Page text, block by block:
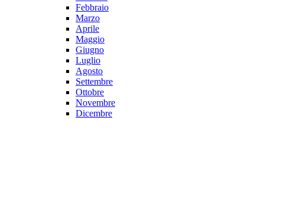
Febbraio
Marzo
Aprile
Maggio
Giugno
Luglio
Agosto
Settembre
Ottobre
Novembre
Dicembre